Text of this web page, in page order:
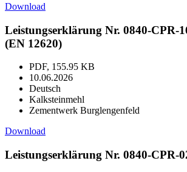
Download
Leistungserklärung Nr. 0840-CPR-
(EN 12620)
PDF, 155.95 KB
10.06.2026
Deutsch
Kalksteinmehl
Zementwerk Burglengenfeld
Download
Leistungserklärung Nr. 0840-CPR-